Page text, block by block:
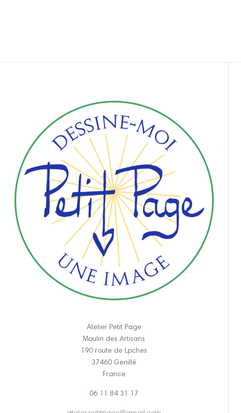
Atelier Petit Page
Moulin des Artisans
190 route de Lpches
37460 Genillé
France
06 11 84 31 17